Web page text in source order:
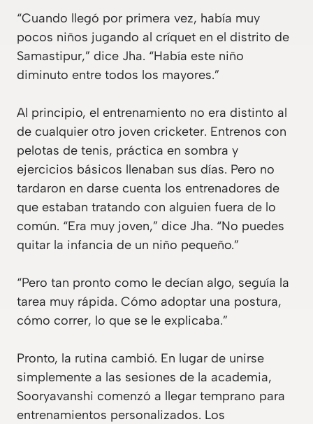
“Cuando llegó por primera vez, había muy
pocos niños jugando al críquet en el distrito de
Samastipur,” dice Jha. “Había este niño
diminuto entre todos los mayores.”
Al principio, el entrenamiento no era distinto al
de cualquier otro joven cricketer. Entrenos con
pelotas de tenis, práctica en sombra y
ejercicios básicos llenaban sus días. Pero no
tardaron en darse cuenta los entrenadores de
que estaban tratando con alguien fuera de lo
común. “Era muy joven,” dice Jha. “No puedes
quitar la infancia de un niño pequeño.”
“Pero tan pronto como le decían algo, seguía la
tarea muy rápida. Cómo adoptar una postura,
cómo correr, lo que se le explicaba.”
Pronto, la rutina cambió. En lugar de unirse
simplemente a las sesiones de la academia,
Sooryavanshi comenzó a llegar temprano para
entrenamientos personalizados. Los